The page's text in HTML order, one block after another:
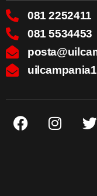
081 2252411
081 5534453